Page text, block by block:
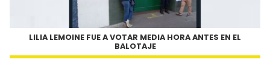
LILIA LEMOINE FUE A VOTAR MEDIA HORA ANTES EN EL
BALOTAJE